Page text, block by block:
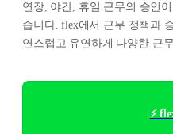
연장, 야간, 휴일 근무의 승인
습니다. flex에서 근무 정책과
연스럽고 유연하게 다양한 근
⚡